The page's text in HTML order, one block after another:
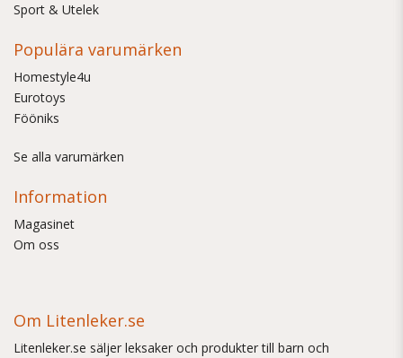
Sport & Utelek
Populära varumärken
Homestyle4u
Eurotoys
Fööniks
Se alla varumärken
Information
Magasinet
Om oss
Om Litenleker.se
Litenleker.se säljer leksaker och produkter till barn och